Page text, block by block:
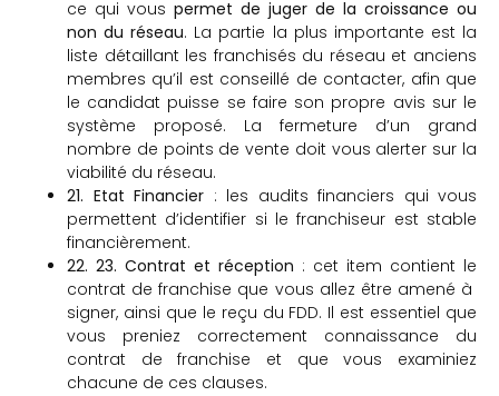
ce qui vous permet de juger de la croissance ou
non du réseau. La partie la plus importante est la
liste détaillant les franchisés du réseau et anciens
membres qu’il est conseillé de contacter, afin que
le candidat puisse se faire son propre avis sur le
système proposé. La fermeture d’un grand
nombre de points de vente doit vous alerter sur la
viabilité du réseau.
21. Etat Financier : les audits financiers qui vous
permettent d’identifier si le franchiseur est stable
financièrement.
22. 23. Contrat et réception : cet item contient le
contrat de franchise que vous allez être amené à
signer, ainsi que le reçu du FDD. Il est essentiel que
vous preniez correctement connaissance du
contrat de franchise et que vous examiniez
chacune de ces clauses.